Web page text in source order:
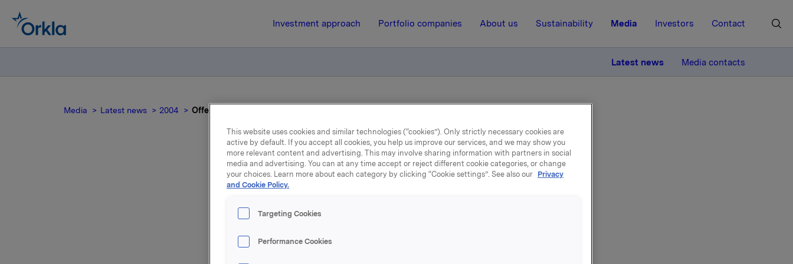
Investment approach Portfolio companies About us Sustainability Media Investors Contact
Latest news Media contacts
Media Latest news 2004 Offentliggjøring av materiale til 2. kvartal den 12. august 2004
11 August 2004, 8:45 | Regulatory information
Offentliggjøring av materiale til 2.
kvartal den 12. august 2004
1) Materiale
This website uses cookies and similar technologies (“cookies”). Only strictly necessary cookies are
active by default. If you accept all cookies, you help us improve our services, and we may show you
more relevant content and advertising. This may involve sharing information with partners in social
media and advertising. You can at any time accept or reject different cookie categories, or change
your choices. Learn more about each category by clicking “Cookie settings”. See also our Privacy
and Cookie Policy.
Targeting Cookies
Performance Cookies